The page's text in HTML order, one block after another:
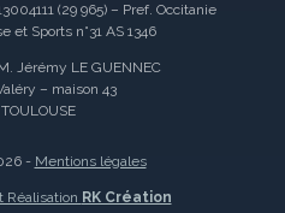
(29 965) – Pref. Occitanie
et Sports n°31 AS 1346
Jérémy LE GUENNEC
– maison 43
- Mentions légales
Réalisation RK Création